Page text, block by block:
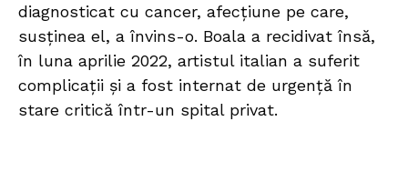
diagnosticat cu cancer, afecțiune pe care,
susținea el, a învins-o. Boala a recidivat însă,
în luna aprilie 2022, artistul italian a suferit
complicaţii şi a fost internat de urgenţă în
stare critică într-un spital privat.